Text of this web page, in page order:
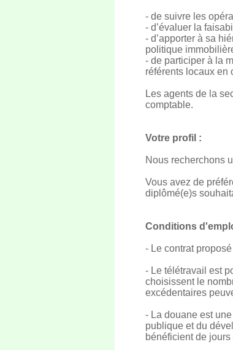
- de suivre les
- d’évaluer la
- d’apporter à sa
politique
- de participer à la
référents locaux en
Les agents de la
comptable.
Votre profil :
Nous recherchons
Vous avez de
diplômé(e)s
Conditions
- Le contrat
- Le télétravail est
choisissent le
excédentaires
- La douane est
publique et du
bénéficient de